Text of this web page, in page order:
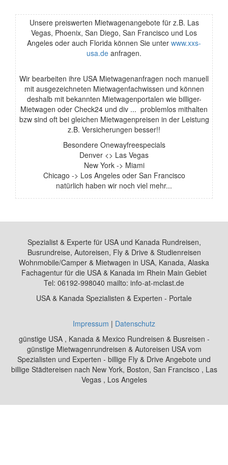
Unsere preiswerten Mietwagenangebote für z.B. Las
Vegas, Phoenix, San Diego, San Francisco und Los
Angeles oder auch Florida können Sie unter www.xxs-
usa.de anfragen.
Wir bearbeiten ihre USA Mietwagenanfragen noch manuell
mit ausgezeichneten Mietwagenfachwissen und können
deshalb mit bekannten Mietwagenportalen wie billiger-
Mietwagen oder Check24 und div ... problemlos mithalten
bzw sind oft bei gleichen Mietwagenpreisen in der Leistung
z.B. Versicherungen besser!!
Besondere Onewayfreespecials
Denver <> Las Vegas
New York -> Miami
Chicago -> Los Angeles oder San Francisco
natürlich haben wir noch viel mehr...
Spezialist & Experte für USA und Kanada Rundreisen,
Busrundreise, Autoreisen, Fly & Drive & Studienreisen
Wohnmobile/Camper & Mietwagen in USA, Kanada, Alaska
Fachagentur für die USA & Kanada im Rhein Main Gebiet
Tel: 06192-998040 mailto: info-at-mclast.de
USA & Kanada Spezialisten & Experten - Portale
Impressum | Datenschutz
günstige USA , Kanada & Mexico Rundreisen & Busreisen -
günstige Mietwagenrundreisen & Autoreisen USA vom
Spezialisten und Experten - billige Fly & Drive Angebote und
billige Städtereisen nach New York, Boston, San Francisco , Las
Vegas , Los Angeles